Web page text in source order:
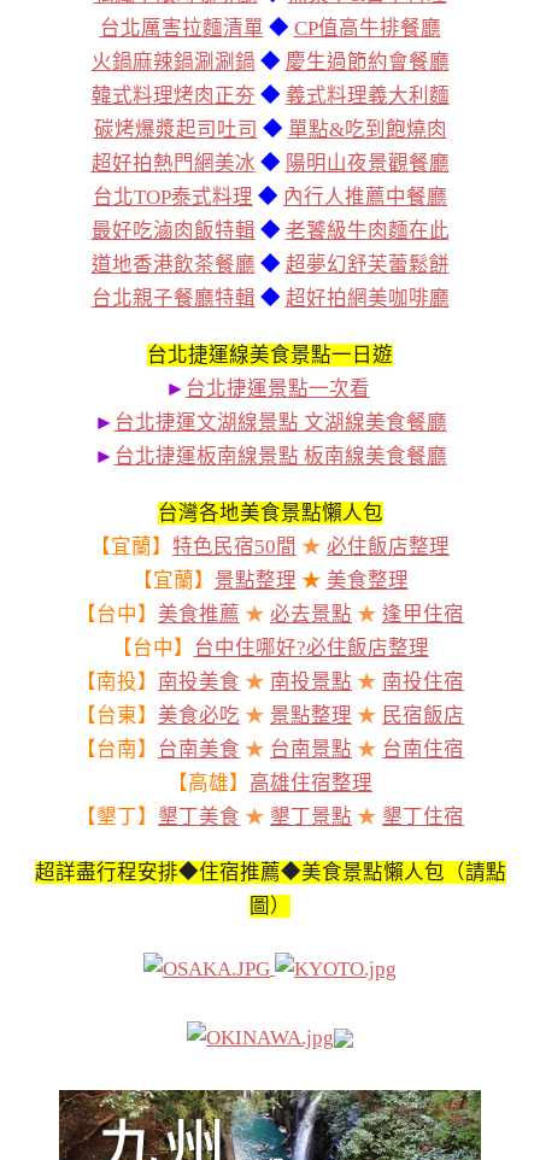
台北厲害拉麵清單 ◆ CP值高牛排餐廳
火鍋麻辣鍋涮涮鍋 ◆ 慶生過節約會餐廳
韓式料理烤肉正夯 ◆ 義式料理義大利麵
碳烤爆漿起司吐司 ◆ 單點&吃到飽燒肉
超好拍熱門網美冰 ◆ 陽明山夜景觀餐廳
台北TOP泰式料理 ◆ 內行人推薦中餐廳
最好吃滷肉飯特輯 ◆ 老饕級牛肉麵在此
道地香港飲茶餐廳 ◆ 超夢幻舒芙蕾鬆餅
台北親子餐廳特輯 ◆ 超好拍網美咖啡廳
台北捷運線美食景點一日遊
► 台北捷運景點一次看
► 台北捷運文湖線景點 文湖線美食餐廳
► 台北捷運板南線景點 板南線美食餐廳
台灣各地美食景點懶人包
【宜蘭】 特色民宿50間 ★ 必住飯店整理
【宜蘭】 景點整理 ★ 美食整理
【台中】 美食推薦 ★ 必去景點 ★ 逢甲住宿
【台中】 台中住哪好?必住飯店整理
【南投】 南投美食 ★ 南投景點 ★ 南投住宿
【台東】 美食必吃 ★ 景點整理 ★ 民宿飯店
【台南】 台南美食 ★ 台南景點 ★ 台南住宿
【高雄】 高雄住宿整理
【墾丁】 墾丁美食 ★ 墾丁景點 ★ 墾丁住宿
超詳盡行程安排◆住宿推薦◆美食景點懶人包（請點
圖）